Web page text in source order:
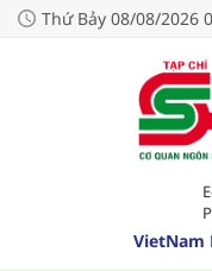
Thứ Bảy 08/08/2026
VietNam